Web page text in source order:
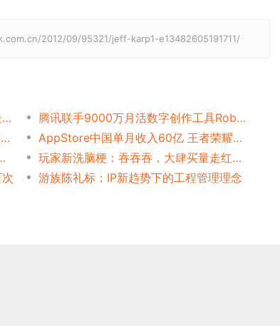
2012/09/95321/jeff-karp1-e13482605191711/
曾经大火的自走棋输在哪？《多多自走棋》停服龙渊接手
腾讯联手9000万月活数字创作工具Roblox，诠释创新教育新形式
Steam好评91%，搞笑解谜神作《人类一败涂地》销量近百万套
AppStore中国单月收入60亿 王者荣耀份额超10%
大战》获年度最佳
玩家新洗脑梗：吞吞吞，大肆买量走红的”巨鲲游戏”是啥？
游族陈礼标：IP新趋势下的工程管理理念